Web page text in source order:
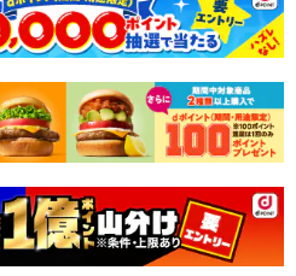
がございます。
送日時指定をご利用いただけませ